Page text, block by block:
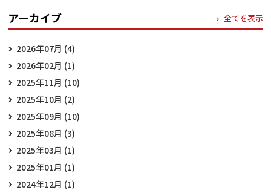
アーカイブ
2026年07月 (4)
2026年02月 (1)
2025年11月 (10)
2025年10月 (2)
2025年09月 (10)
2025年08月 (3)
2025年03月 (1)
2025年01月 (1)
2024年12月 (1)
全てを表示